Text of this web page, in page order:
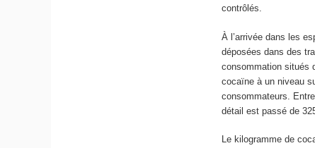
contrôlés.
À l’arrivée dans les
déposées dans des
consommation situés
cocaïne à un niveau
consommateurs.
détail est passé de
Le kilogramme de